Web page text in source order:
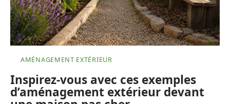
AMÉNAGEMENT EXTÉRIEUR
Inspirez-vous avec ces exemples
d’aménagement extérieur devant